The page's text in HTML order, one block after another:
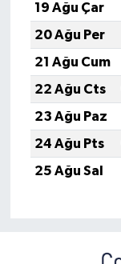
19 Ağu Çar
20 Ağu Per
21 Ağu Cum
22 Ağu Cts
23 Ağu Paz
24 Ağu Pts
25 Ağu Sal